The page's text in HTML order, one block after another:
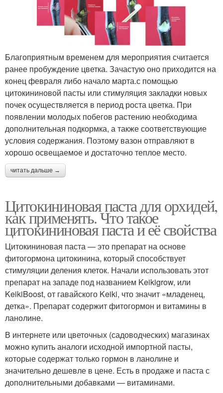
Благоприятным временем для мероприятия считается
ранее пробуждение цветка. Зачастую оно приходится на
конец февраля либо начало марта.с помощью
цитокининовой пасты или стимуляция закладки новых
почек осуществляется в период роста цветка. При
появлении молодых побегов растению необходима
дополнительная подкормка, а также соответствующие
условия содержания. Поэтому вазон отправляют в
хорошо освещаемое и достаточно теплое место.
читать дальше →
Цитокининовая паста для орхидей,
как применять. Что такое
цитокининовая паста и её свойства
Цитокининовая паста — это препарат на основе
фитогормона цитокинина, который способствует
стимуляции деления клеток. Начали использовать этот
препарат на западе под названием Keikigrow, или
KeikiBoost, от гавайского Keiki, что значит «младенец,
детка». Препарат содержит фитогормон и витамины в
ланолине.
В интернете или цветочных (садоводческих) магазинах
можно купить аналоги исходной импортной пасты,
которые содержат только гормон в ланолине и
значительно дешевле в цене. Есть в продаже и паста с
дополнительными добавками — витаминами.